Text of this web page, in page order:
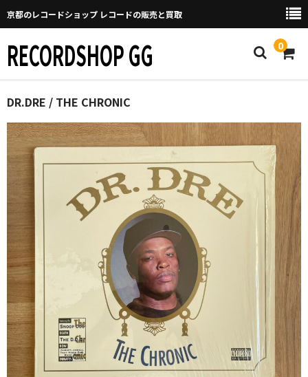
京都のレコードショップ レコードの販売と買取
RECORDSHOP GG 0
Home
マイページ
GGについて
取り置きなどについて
New Arrivals
新譜
GG RECORD （当店のレーベル）
全商品
DR.DRE / THE CHRONIC